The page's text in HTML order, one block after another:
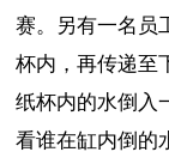
赛。另有一名员
杯内，再传递至
纸杯内的水倒入
看谁在缸内倒的